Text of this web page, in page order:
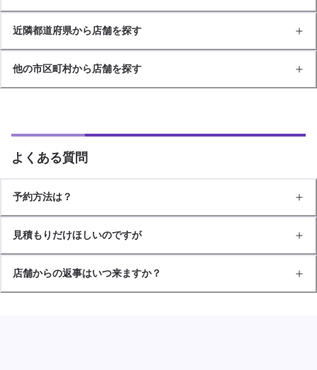
近隣都道府県から店舗を探す
他の市区町村から店舗を探す
よくある質問
予約方法は？
見積もりだけほしいのですが
店舗からの返事はいつ来ますか？